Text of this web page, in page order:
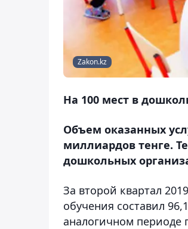
Zakon.kz
На 100 мест в
Объем оказанных
миллиардов тенге​.
дошкольных
За второй квартал
обучения составил
аналогичном периоде